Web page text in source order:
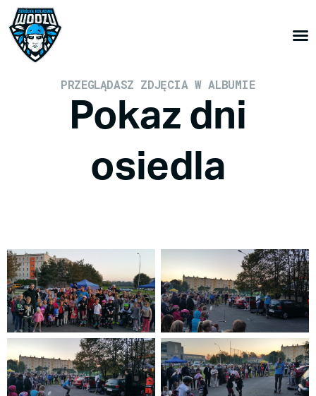
PRZEGLĄDASZ ZDJĘCIA W ALBUMIE
Pokaz dni
osiedla